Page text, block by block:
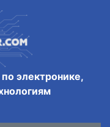
электронике,